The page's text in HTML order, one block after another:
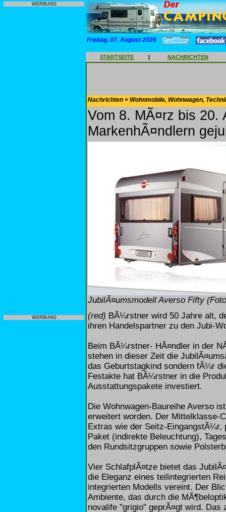
WERBUNG
WERBUNG
Freitag, 07. August 2026
STARTSEITE | NACHRICHTEN
Nachrichten > Wohnmobile, Wohnwagen,
Vom 8. MÃ¤rz bis 20.
MarkenhÃ¤ndlern
JubilÃ¤umsmodell Averso Fifty
(red) BÃ¼rstner wird 50 Jahre alt,
ihren Handelspartner zu den Jubi-
Beim BÃ¼rstner- HÃ¤ndler in der
stehen in dieser Zeit die
das Geburtstagkind sondern fÃ¼r
Festakte hat BÃ¼rstner in die
Ausstattungspakete investiert.
Die Wohnwagen-Baureihe Averso
erweitert worden. Der Mittelklasse-
Extras wie der Seitz-EingangstÃ¼r,
Paket (indirekte Beleuchtung),
den Rundsitzgruppen sowie
Vier SchlafplÃ¤tze bietet das
die Eleganz eines teilintegrierten
integrierten Modells vereint. Der
Ambiente, das durch die
novalife "grigio" geprÃ¤gt wird.